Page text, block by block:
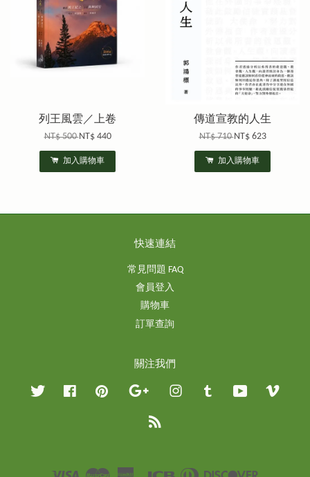
列王風雲／上卷
NT$ 500NT$ 440
加入購物車
傳道宣教的人生
NT$ 710NT$ 623
加入購物車
快速連結
常見問題 FAQ
會員登入
購物車
訂單查詢
關注我們
Twitter Facebook Pinterest Google InstagramTumblr YouTube
Visa Master American JCB Diners